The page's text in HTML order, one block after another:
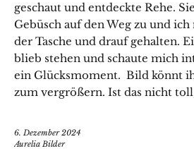
geschaut und entdeckte Rehe.
Gebüsch auf den Weg zu und
der Tasche und drauf gehalten.
blieb stehen und schaute mich
ein Glücksmoment. Bild könnt
zum vergrößern. Ist das nicht
6. Dezember 2024
Aurelia Bilder